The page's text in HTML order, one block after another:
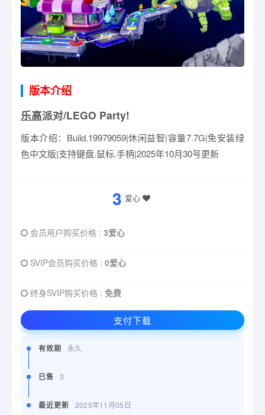
版本介绍
乐高派对/LEGO Party!
版本介绍：Build.19979059|休闲益智|容量7.7G|免安装绿
色中文版|支持键盘.鼠标.手柄|2025年10月30号更新
3 爱心
会员用户购买价格 : 3爱心
SVIP会员购买价格 : 0爱心
终身SVIP购买价格 : 免费
支付下载
有效期 永久
已售 3
最近更新 2025年11月05日